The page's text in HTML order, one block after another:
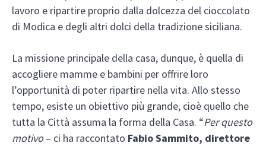
lavoro e ripartire proprio dalla dolcezza del cioccolato
di Modica e degli altri dolci della tradizione siciliana.
La missione principale della casa, dunque, è quella di
accogliere mamme e bambini per offrire loro
l’opportunità di poter ripartire nella vita. Allo stesso
tempo, esiste un obiettivo più grande, cioè quello che
tutta la Città assuma la forma della Casa. “Per questo
motivo– ci ha raccontato Fabio Sammito, direttore